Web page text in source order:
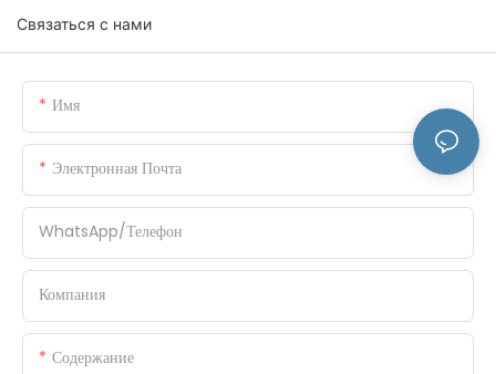
Связаться с нами
Имя
Электронная Почта
WhatsApp/Телефон
Компания
Содержание